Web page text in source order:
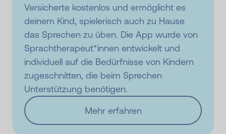
Versicherte kostenlos und ermöglicht es
deinem Kind, spielerisch auch zu Hause
das Sprechen zu üben. Die App wurde von
Sprachtherapeut*innen entwickelt und
individuell auf die Bedürfnisse von Kindern
zugeschnitten, die beim Sprechen
Unterstützung benötigen.
Mehr erfahren